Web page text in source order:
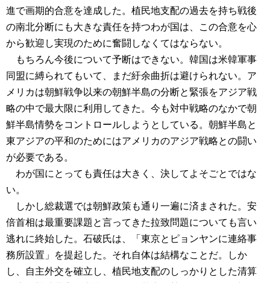
進で画期的合意を達成した。植民地支配の過去を持ち戦後
の南北分断にも大きな責任を持つわが国は、この合意を心
から歓迎し実現のために奮闘しなくてはならない。
もちろん今後について予断はできない。韓国は米韓軍事
同盟に縛られてもいて、まだ紆余曲折は避けられない。ア
メリカは朝鮮戦争以来の朝鮮半島の分断と緊張をアジア戦
略の中で最大限に利用してきた。今も対中戦略のなかで朝
鮮半島情勢をコントロールしようとしている。朝鮮半島と
東アジアの平和のためにはアメリカのアジア戦略との闘い
が必要である。
わが国にとっても責任は大きく、決してよそごとではな
い。
しかし総裁選では朝鮮政策も通り一遍に済まされた。安
倍首相は最重要課題と言ってきた拉致問題についても言い
逃れに終始した。石破氏は、「東京とピョンヤンに連絡事
務所設置」を提起した。それ自体は結構なことだ。しか
し、自主外交を確立し、植民地支配のしっかりとした清算